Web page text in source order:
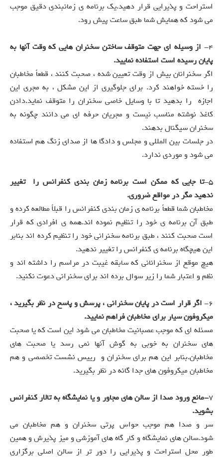
استراحت و پذیرایی قرار دهید.یک برنامه ی زمانبندی دقیق موجب
می شود که همایش شما طبق ساعت پیش رود.
4-
از وسیله ای جهت متوقف ساختن سخنران هایی که وقت آنها به
پایان رسیده است استفاده نمایید.
اگر سخنرانان بیش از وقت تعیین شده ، صحبت کنند ، قطعاً مخاطبان
را خسته خواهند کرد. برای جلوگیری از این مشکل ، به مجری این
اجازه را بدهید تا با وسایل خاصی سخنران را متوقف نماید.دادن
کاغذ نوشته مناسب نیست و مجریان حرفه ای می دانند چگونه به
سخنران سیگنال بدهند.
در جلسات بین المللی و مجلس و دادگا ها از صدای زنگ هم استفاده
می شود و موردی ندارد.
5- تا جایی که ممکن است برنامه زمان بندی کنفرانس را تغییر
ندهید مگر در مواقع ضروری.
مخاطبان شما قطعاً برنامه ی زمان بندی کنفرانس را قبلاً مطالعه کرده و
طبق آن برنامه ی خود را تنظیم نموده اند.همه ی افرادی که قرار
است صحبت کنند ، طبق برنامه سخنرانی خود را تنظیم کرده اند بنابر
این هیچگاه برنامه ی کنفرانس را تغییر ندهید.
هیچ موقع از سخنرانانی که سابقه غیبت در مراسم را داشته اند و
نظم و اعتبار شما را زیر سوال برده اند برای سخنرانی دعوت نکنید.
6-
اگر قرار است در پایان سخنرانی ، پرسش و پاسخ در نظر بگیرید ،
میکروفون سیار برای مخاطبان فراهم نمایید.
مسئله ای که موجب عصبانیت مخاطبان می شود این است که یا صحبت
های سخنران به خوبی به گوش آنها نمی رسد یا صحبت های
مخاطبان.بنابر این هم برای سخنران و رییس نشست تخصصی و هم
مخاطبان میکروفون های جدا گانه در نظر بگیرید.
7-مانع ورود صدا از سالن های مجاور و یا نمایشگاه به تالار کنفرانس
بشوید.
سر و صدا هم موجب حواس پرتی سخنران و هم مخاطبان می
شود.سالن های نمایشگاه و کار گاه های آموزشی و میز پذیرش و همین
طور محل استراحت و پذیرایی را دور تر از سالن اصلی برگزاری